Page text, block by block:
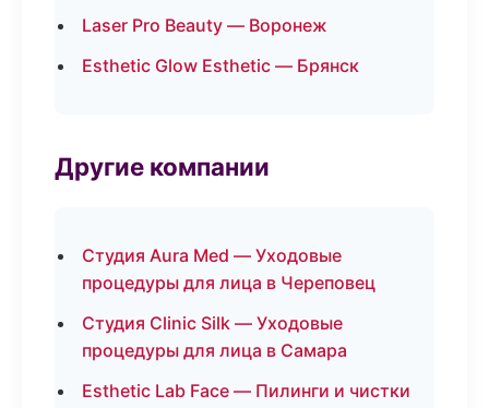
Laser Pro Beauty — Воронеж
Esthetic Glow Esthetic — Брянск
Другие компании
Студия Aura Med — Уходовые
процедуры для лица в Череповец
Студия Clinic Silk — Уходовые
процедуры для лица в Самара
Esthetic Lab Face — Пилинги и чистки